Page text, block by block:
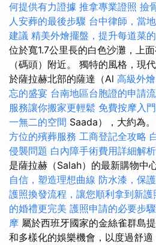
何提供有力證據 推拿專業證照 撿
人安葬的最後步驟 台中律師，當
建議 精美外燴擺盤，提升每道菜
位於寬1.7公里長的白色沙灘，上
（碼頭）附近。 獨特的風格，現
於薩拉赫北部的薩達（Al 高級外
忘的盛宴 台南地區台胞證的申請
服務讓你搬家更輕鬆 免費按摩入
一無二的空間 Saada），大約為。
方位的殯葬服務 工商登記全攻略
侵襲問題 白內障手術費用詳細解
是薩拉赫（Salah）的最新購物中
自信，塑造理想曲線 防水漆，保
護照換發流程，讓您順利拿到新護
的婚禮更完美 護照申請的必要步
摩 屬於西班牙國家的金絲雀群島
和多樣化的娛樂機會，以度過舒適